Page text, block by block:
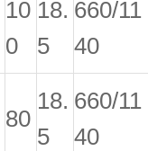
10
0
18.
5
660/11
40
80
18.
5
660/11
40